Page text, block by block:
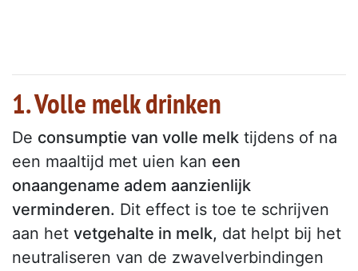
1. Volle melk drinken
De consumptie van volle melk tijdens of na
een maaltijd met uien kan een
onaangename adem aanzienlijk
verminderen. Dit effect is toe te schrijven
aan het vetgehalte in melk, dat helpt bij het
neutraliseren van de zwavelverbindingen